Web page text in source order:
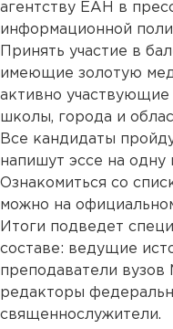
агентству ЕАН в
информационной
Принять участие в
имеющие золотую
активно
школы, города и
Все кандидаты
напишут эссе на одну
Ознакомиться со
можно на
Итоги подведет
составе: ведущие
преподаватели вузов
редакторы
священнослужители.